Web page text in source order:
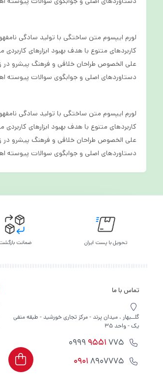
لورم ایپسوم متن ساختگی با تولید سادگی
کاربردهای متنوع با هدف بهبود ابزارهای
علی الخصوص طراحان خلاقی و فرهنگ پیشرو در
دستاوردهای اصلی و جوابگوی سوالات پیوسته
لورم ایپسوم متن ساختگی با تولید سادگی
کاربردهای متنوع با هدف بهبود ابزارهای
علی الخصوص طراحان خلاقی و فرهنگ پیشرو در
دستاوردهای اصلی و جوابگوی سوالات پیوسته
تحویل با پست ایران ضمانت
تماس با ما
گلــبهار ، میدان پرند - مرکز تجاری خورشید - طبقه منفی
یک - واحد 35
9551775 0999
09018907775